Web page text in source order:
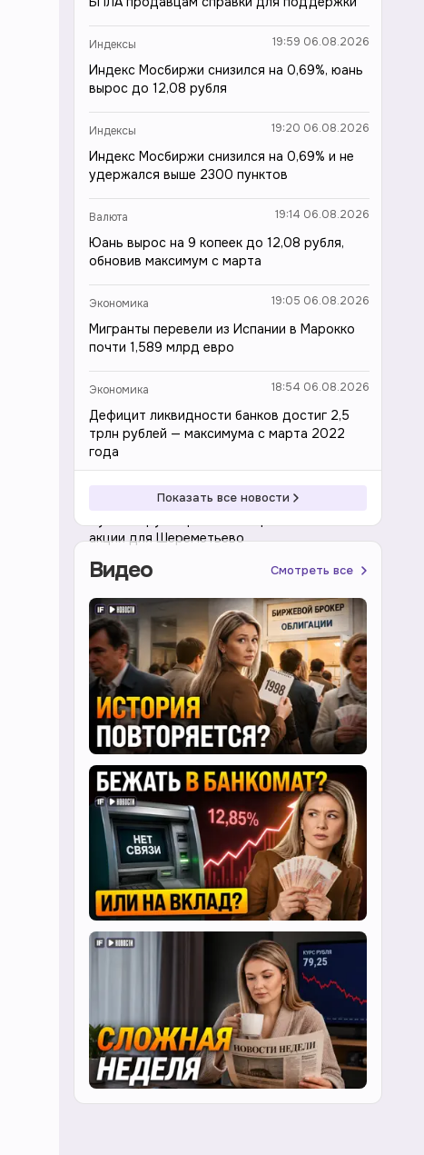
Индексы 19:59 06.08.2026
Индекс Мосбиржи снизился на 0,69%, юань
вырос до 12,08 рубля
Индексы 19:20 06.08.2026
Индекс Мосбиржи снизился на 0,69% и не
удержался выше 2300 пунктов
Валюта 19:14 06.08.2026
Юань вырос на 9 копеек до 12,08 рубля,
обновив максимум с марта
Экономика 19:05 06.08.2026
Мигранты перевели из Испании в Марокко
почти 1,589 млрд евро
Экономика 18:54 06.08.2026
Дефицит ликвидности банков достиг 2,5
трлн рублей — максимума с марта 2022
года
18:39 06.08.2026
акции для Шереметьево
Показать все новости
Видео Смотреть все